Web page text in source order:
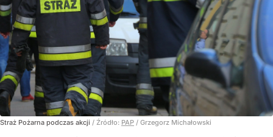
Straż Pożarna podczas akcji / Źródło: PAP / Grzegorz Michałowski